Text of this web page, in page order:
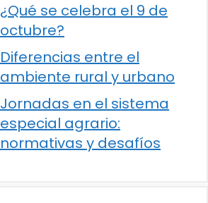
¿Qué se celebra el 9 de
octubre?
Diferencias entre el
ambiente rural y urbano
Jornadas en el sistema
especial agrario:
normativas y desafíos